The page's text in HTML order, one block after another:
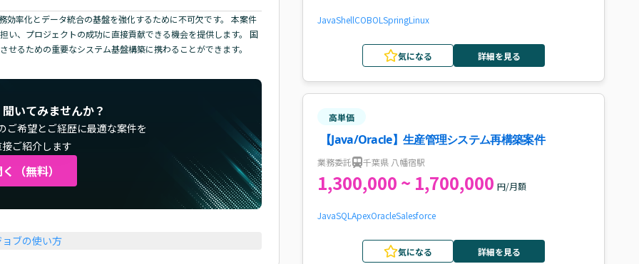
率化とデータ統合の基盤を強化するために不可欠です。 本案件
い、プロジェクトの成功に直接貢献できる機会を提供します。 国
るための重要なシステム基盤構築に携わることができます。
いてみませんか？
ご希望とご経歴に最適な案件を
ご紹介します
（無料）
ブの使い方
JavaShellCOBOL SpringLinux
気になる 詳細を見る
高単価
【Java/Oracle】生産管理システム再構築案件
業務委託 千葉県 八幡宿駅
1,300,000 ~ 1,700,000 円/月額
JavaSQL ApexOracleSalesforce
気になる 詳細を見る